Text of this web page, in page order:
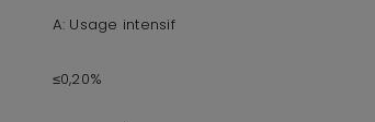
A: Usage intensif
≤0,20%